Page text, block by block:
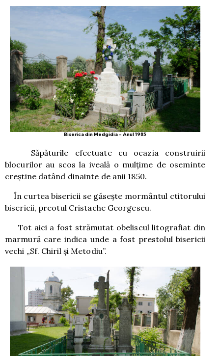
Biserica din Medgidia - Anul 1985
Săpăturile efectuate cu ocazia construirii
blocurilor au scos la iveală o mulţime de oseminte
creştine datând dinainte de anii 1850.
În curtea bisericii se găsește mormântul ctitorului
bisericii, preotul Cristache Georgescu.
Tot aici a fost strămutat obeliscul litografiat din
marmură care indica unde a fost prestolul bisericii
vechi „Sf. Chiril și Metodiu”.